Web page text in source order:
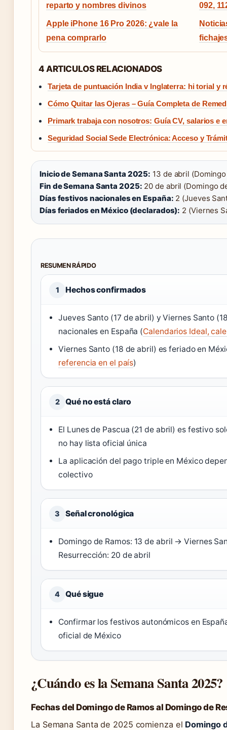
reparto y nombres divinos
092,
Apple iPhone 16 Pro 2026: ¿vale la
pena comprarlo
4 ARTICULOS RELACIONADOS
Tarjeta de puntuación India v Inglaterra: hi torial y
Cómo Quitar las Ojeras – Guía Completa de
Primark trabaja con nosotros: Guía CV, salarios e
Seguridad Social Sede Electrónica: Acceso y
Inicio de Semana Santa 2025: 13 de abril (Domingo
Fin de Semana Santa 2025: 20 de abril (Domingo
Días festivos nacionales en España: 2 (Jueves
Días feriados en México (declarados): 2 (Viernes
RESUMEN RÁPIDO
1 Hechos confirmados
Jueves Santo (17 de abril) y Viernes Santo
nacionales en España (Calendarios Ideal,
Viernes Santo (18 de abril) es feriado en
referencia en el país)
2 Qué no está claro
El Lunes de Pascua (21 de abril) es festivo
no hay lista oficial única
La aplicación del pago triple en México
colectivo
3 Señal cronológica
Domingo de Ramos: 13 de abril → Viernes
Resurrección: 20 de abril
4 Qué sigue
Confirmar los festivos autonómicos en
oficial de México
¿Cuándo es la Semana Santa 2025?
Fechas del Domingo de Ramos al Domingo de
La Semana Santa de 2025 comienza el Domingo